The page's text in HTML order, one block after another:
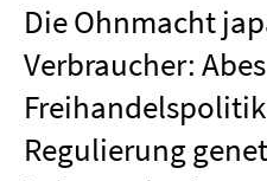
Die Ohnmacht
Verbraucher: Abes
Regulierung